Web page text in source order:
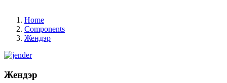
Home
Components
Жендэр
Жендэр